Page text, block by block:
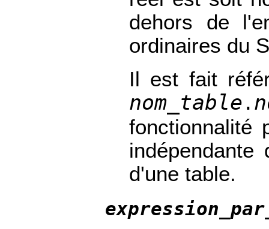
dehors de
ordinaires du
Il est fait
nom_table .
fonctionnalité
d'une table.